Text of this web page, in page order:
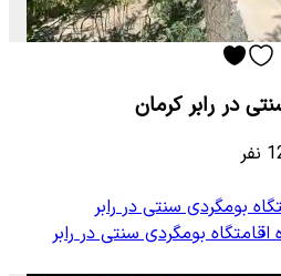
در رابر کرمان
نفر
بومگردی سنتی در رابر
اقامتگاه بومگردی سنتی در رابر